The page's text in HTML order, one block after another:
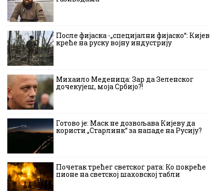
После фијаска -„специјални фијаско“: Кијев
креће на руску војну индустрију
Михаило Меденица: Зар да Зеленског
дочекујеш, моја Србијо?!
Готово је: Маск не дозвољава Кијеву да
користи „Старлинк“ за нападе на Русију?
Почетак трећег светског рата: Ко покреће
пионе на светској шаховској табли